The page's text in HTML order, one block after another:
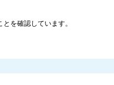
を確認しています。